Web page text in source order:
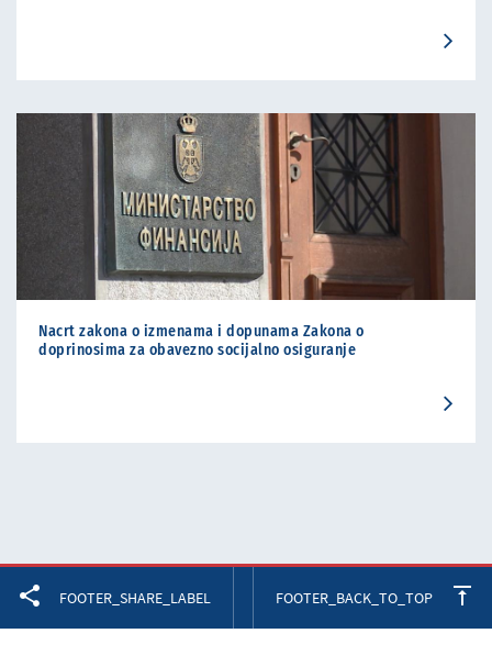
Nacrt zakona o izmenama i dopunama Zakona o
doprinosima za obavezno socijalno osiguranje
FOOTER_SHARE_LABEL FOOTER_BACK_TO_TOP